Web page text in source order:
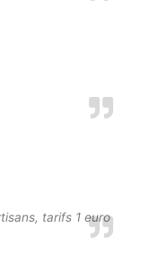
tarifs 1 euro